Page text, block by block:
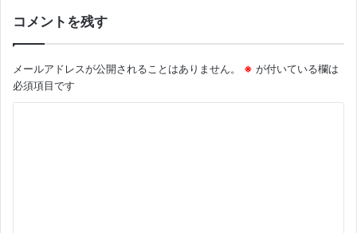
コメントを残す
メールアドレスが公開されることはありません。 ※ が付いている欄は
必須項目です